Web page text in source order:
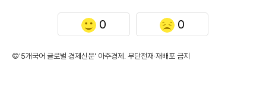
0 0
©'5개국어 글로벌 경제신문' 아주경제. 무단전재·재배포 금지